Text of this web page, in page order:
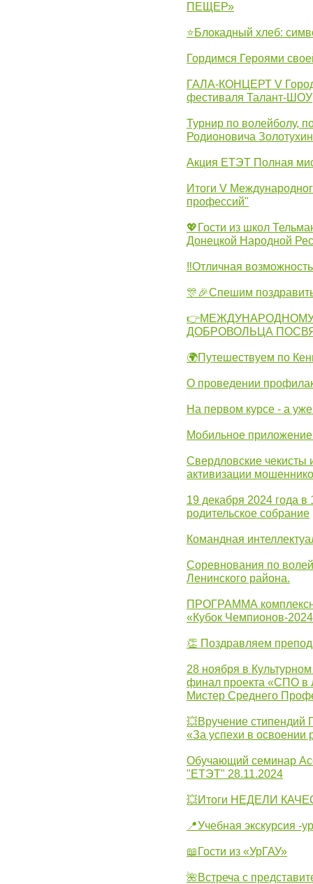
ПЕЩЕР»
⭐Блокадный хлеб:
Гордимся Героями
ГАЛА-КОНЦЕРТ V
фестиваля Талант-ШОУ
Турнир по волейболу,
Родионовича
Акция ЕТЭТ Полная
Итоги V
профессий"
💖Гости из школ
Донецкой Народной
‼Отличная
🎊🎉Спешим
ДОБРОВОЛЬЦА
🌍Путешествуем по
О проведении
На первом курсе - а
Мобильное
Свердловские
активизации
19 декабря 2024 года
родительское собрание
Командная
Соревнования по
Ленинского района.
ПРОГРАММА
«Кубок Чемпионов-
👏 Поздравляем
28 ноября в
финал проекта «СПО в
Мистер Среднего
💥Вручение стипендий
«За успехи в освоении
Обучающий семинар
"ЕТЭТ" 28.11.2024
💥Итоги НЕДЕЛИ
📍Учебная экскурсия -
📖Гости из «УрГАУ»
🌺Встреча с